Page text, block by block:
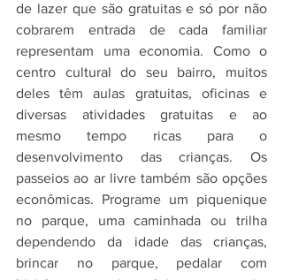
de lazer que são gratuitas e só por não
cobrarem entrada de cada familiar
representam uma economia. Como o
centro cultural do seu bairro, muitos
deles têm aulas gratuitas, oficinas e
diversas atividades gratuitas e ao
mesmo tempo ricas para o
desenvolvimento das crianças. Os
passeios ao ar livre também são opções
econômicas. Programe um piquenique
no parque, uma caminhada ou trilha
dependendo da idade das crianças,
brincar no parque, pedalar com